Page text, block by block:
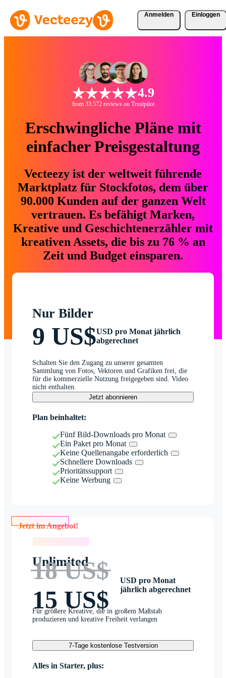
Anmelden Einloggen
4.9
from 33.572 reviews on Trustpilot
Erschwingliche Pläne mit
einfacher Preisgestaltung
Vecteezy ist der weltweit führende
Marktplatz für Stockfotos, dem über
90.000 Kunden auf der ganzen Welt
vertrauen. Es befähigt Marken,
Kreative und Geschichtenerzähler mit
kreativen Assets, die bis zu 76 % an
Zeit und Budget einsparen.
Nur Bilder
9 US$USD pro Monat jährlich
abgerechnet
Schalten Sie den Zugang zu unserer gesamten
Sammlung von Fotos, Vektoren und Grafiken frei, die
für die kommerzielle Nutzung freigegeben sind. Video
nicht enthalten.
Jetzt abonnieren
Plan beinhaltet:
Fünf Bild-Downloads pro Monat
Ein Paket pro Monat
Keine Quellenangabe erforderlich
Schnellere Downloads
Prioritätssupport
Keine Werbung
Jetzt im Angebot!
Unlimited
18 US$
15 US$
USD pro Monat
jährlich abgerechnet
Für größere Kreative, die in großem Maßstab
produzieren und kreative Freiheit verlangen
7-Tage kostenlose Testversion
Alles in Starter, plus: